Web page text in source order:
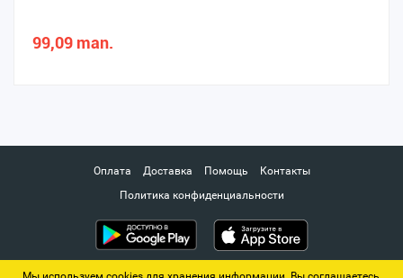
99,09 man.
Оплата Доставка Помощь
Контакты
Политика конфиденциальности